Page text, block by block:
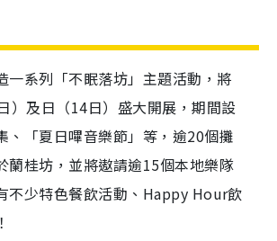
一系列「不眠落坊」主題活動，將
）及日（14日）盛大開展，期間設
、「夏日嗶音樂節」等，逾20個攤
蘭桂坊，並將遨請逾15個本地樂隊
不少特色餐飲活動、Happy Hour飲